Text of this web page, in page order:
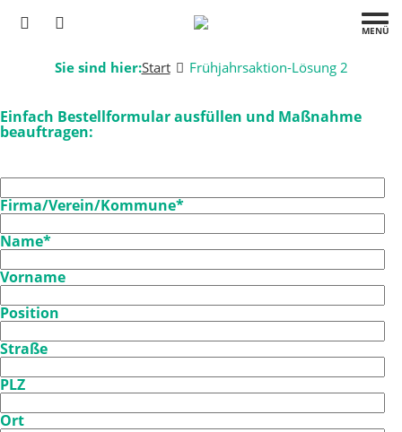
MENÜ
Sie sind hier:Start Frühjahrsaktion-Lösung 2
Einfach Bestellformular ausfüllen und Maßnahme
beauftragen:
Firma/Verein/Kommune*
Name*
Vorname
Position
Straße
PLZ
Ort